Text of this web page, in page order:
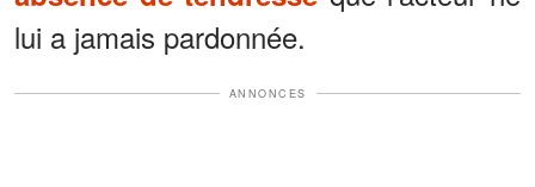
lui a jamais pardonnée.
ANNONCES